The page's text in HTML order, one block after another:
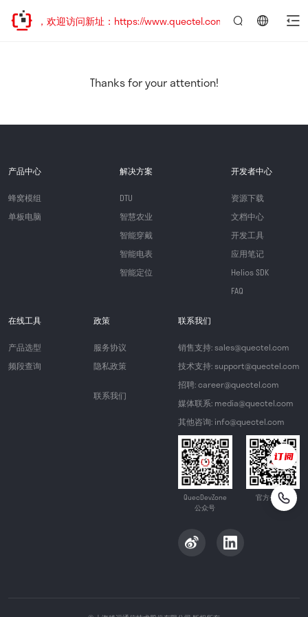
已迁移，欢迎访问新址：https://www.quectel.com.cn
Thanks for your attention!
产品中心
蜂窝模组
单板电脑
解决方案
DTU
智慧农业
智能穿戴
智能电表
智能定位
开发者中心
资源下载
文档中心
开发工具
应用笔记
Helios SDK
FAQ
在线工具
产品选型
频段查询
政策
服务协议
隐私政策
联系我们
联系我们
销售支持: sales@quectel.com
技术支持: support@quectel.com
招聘: career@quectel.com
媒体联系: media@quectel.com
其他咨询: info@quectel.com
QuecDevZone
公众号
官方公众号